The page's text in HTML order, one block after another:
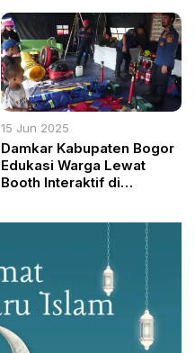
15 Jun 2025
Damkar Kabupaten Bogor
Edukasi Warga Lewat
Booth Interaktif di